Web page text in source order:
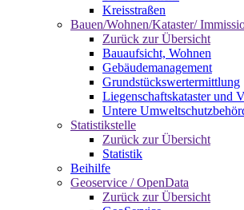
Kreisstraßen
Bauen/Wohnen/Kataster/
Zurück zur Übersicht
Bauaufsicht, Wohnen
Gebäudemanagement
Grundstückswertermittlung
Liegenschaftskataster und
Untere
Statistikstelle
Zurück zur Übersicht
Statistik
Beihilfe
Geoservice / OpenData
Zurück zur Übersicht